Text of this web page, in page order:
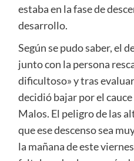
estaba en la fase de
desarrollo.
Según se pudo saber, el
junto con la persona
dificultoso» y tras
decidió bajar por el
Malos. El peligro de las
que ese descenso sea
la mañana de este